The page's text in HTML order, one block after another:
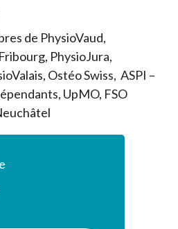
de PhysioVaud,
PhysioJura,
Ostéo Swiss, ASPI –
UpMO, FSO